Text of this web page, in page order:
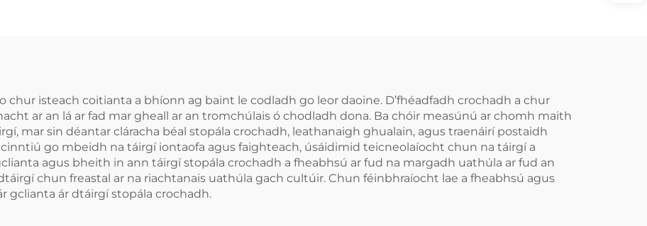
Róncaíocht Gléas
Anti-Roncach Tape
Béal
chur isteach coitianta a bhíonn ag baint le codladh go leor daoine. D’fhéadfadh crochadh a chur
ar an lá ar fad mar gheall ar an tromchúlais ó chodladh dona. Ba chóir measúnú ar chomh maith
mar sin déantar cláracha béal stopála crochadh, leathanaigh ghualain, agus traenáirí postaidh
go mbeidh na táirgí iontaofa agus faighteach, úsáidimid teicneolaíocht chun na táirgí a
agus bheith in ann táirgí stopála crochadh a fheabhsú ar fud na margadh uathúla ar fud an
chun freastal ar na riachtanais uathúla gach cultúir. Chun féinbhraíocht lae a fheabhsú agus
gclianta ár dtáirgí stopála crochadh.